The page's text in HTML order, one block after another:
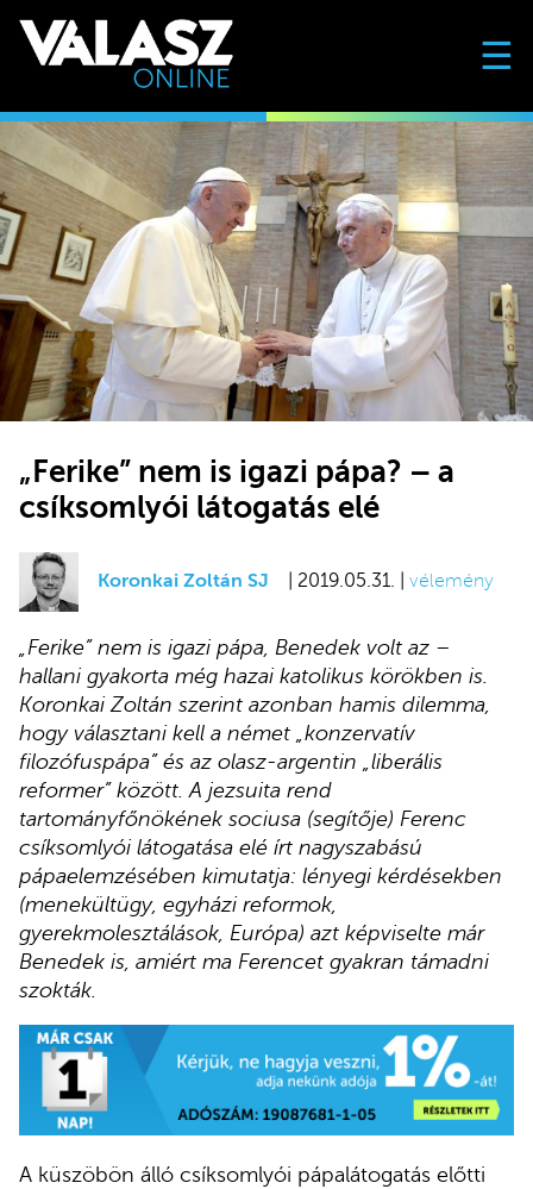
☰
„Ferike” nem is igazi pápa? – a
csíksomlyói látogatás elé
Koronkai Zoltán SJ | 2019.05.31. | vélemény
„Ferike” nem is igazi pápa, Benedek volt az –
hallani gyakorta még hazai katolikus körökben is.
Koronkai Zoltán szerint azonban hamis dilemma,
hogy választani kell a német „konzervatív
filozófuspápa” és az olasz-argentin „liberális
reformer” között. A jezsuita rend
tartományfőnökének sociusa (segítője) Ferenc
csíksomlyói látogatása elé írt nagyszabású
pápaelemzésében kimutatja: lényegi kérdésekben
(menekültügy, egyházi reformok,
gyerekmolesztálások, Európa) azt képviselte már
Benedek is, amiért ma Ferencet gyakran támadni
szokták.
A küszöbön álló csíksomlyói pápalátogatás előtti